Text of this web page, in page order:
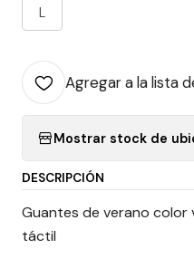
L
Agregar a la lista
Mostrar stock de
DESCRIPCIÓN
Guantes de verano
táctil